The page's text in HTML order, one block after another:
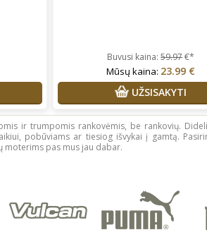
Buvusi kaina:59.97€*
Mūsų kaina: 23.99 €
UŽSISAKYTI
ir trumpomis rankovėmis, be rankovių.
pobūviams ar tiesiog išvykai į gamtą.
moterims pas mus jau dabar.